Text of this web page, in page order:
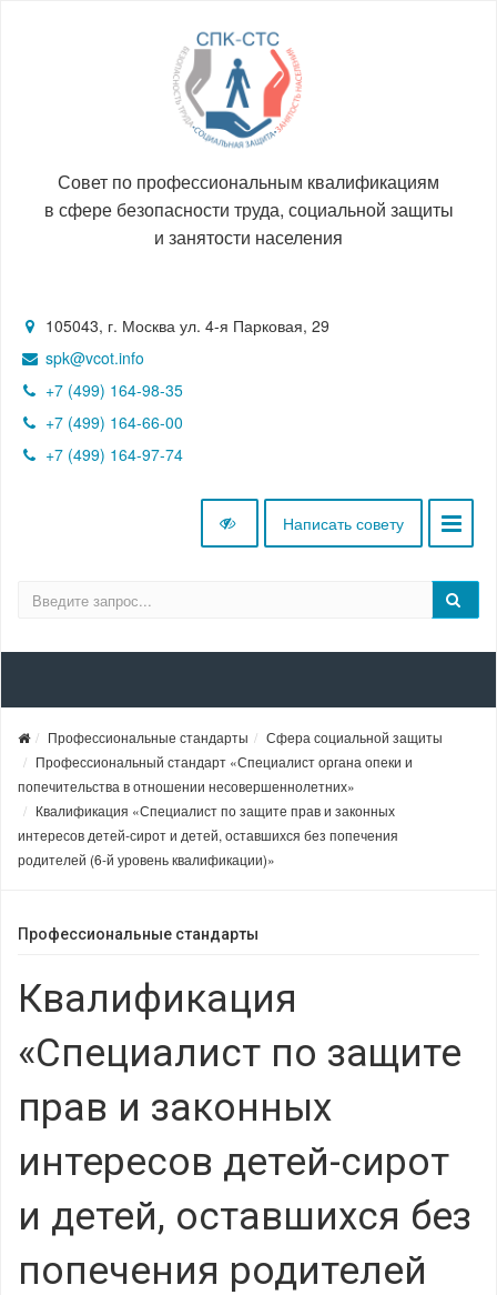
Совет по профессиональным квалификациям
в сфере безопасности труда, социальной защиты
и занятости населения
105043, г. Москва ул. 4-я Парковая, 29
spk@vcot.info
+7 (499) 164-98-35
+7 (499) 164-66-00
+7 (499) 164-97-74
Написать совету
Профессиональные стандарты
Сфера социальной защиты
Профессиональный стандарт «Специалист органа опеки и
попечительства в отношении несовершеннолетних»
Квалификация «Специалист по защите прав и законных
интересов детей-сирот и детей, оставшихся без попечения
родителей (6-й уровень квалификации)»
Профессиональные стандарты
Квалификация
«Специалист по защите
прав и законных
интересов детей-сирот
и детей, оставшихся без
попечения родителей